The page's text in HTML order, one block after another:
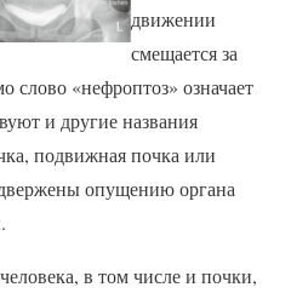
движении
смещается за
«нефроптоз» означает
и другие названия
подвижная почка или
опущению органа
в том числе и почки,